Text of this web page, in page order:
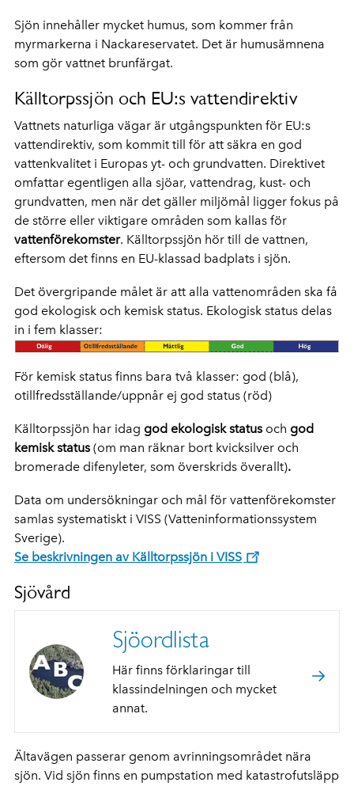
Sjön innehåller mycket humus, som kommer från
myrmarkerna i Nackareservatet. Det är humusämnena
som gör vattnet brunfärgat.
Källtorpssjön och EU:s vattendirektiv
Vattnets naturliga vägar är utgångspunkten för EU:s
vattendirektiv, som kommit till för att säkra en god
vattenkvalitet i Europas yt- och grundvatten. Direktivet
omfattar egentligen alla sjöar, vattendrag, kust- och
grundvatten, men när det gäller miljömål ligger fokus på
de större eller viktigare områden som kallas för
vattenförekomster. Källtorpssjön hör till de vattnen,
eftersom det finns en EU-klassad badplats i sjön.
Det övergripande målet är att alla vattenområden ska få
god ekologisk och kemisk status. Ekologisk status delas
in i fem klasser:
För kemisk status finns bara två klasser: god (blå),
otillfredsställande/uppnår ej god status (röd)
Källtorpssjön har idag god ekologisk status och god
kemisk status (om man räknar bort kvicksilver och
bromerade difenyleter, som överskrids överallt).
Data om undersökningar och mål för vattenförekomster
samlas systematiskt i VISS (Vatteninformationssystem
Sverige).
Se beskrivningen av Källtorpssjön i VISS
Sjövård
Sjöordlista
Här finns förklaringar till
klassindelningen och mycket
annat.
Ältavägen passerar genom avrinningsområdet nära
sjön. Vid sjön finns en pumpstation med katastrofutsläpp